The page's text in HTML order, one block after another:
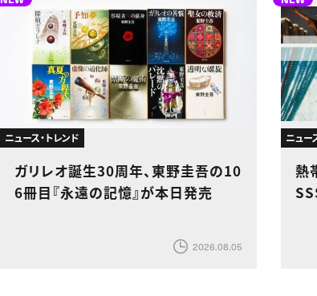
ニュース・トレンド
ガリレオ誕生30周年、東野圭吾の10
6冊目『永遠の記憶』が本日発売
2026.08.05
ニュー
熱